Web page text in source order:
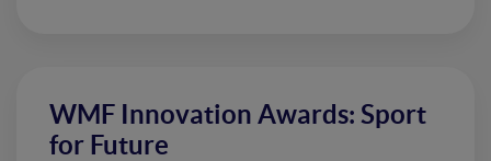
WMF Innovation Awards: Sport
for Future